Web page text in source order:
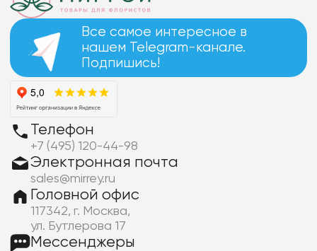
Все самое интересное в
нашем Telegram-канале.
Подпишись!
Телефон
+7 (495) 120-44-98
Электронная почта
sales@mirrey.ru
Головной офис
117342, г. Москва,
ул. Бутлерова 17
Мессенджеры